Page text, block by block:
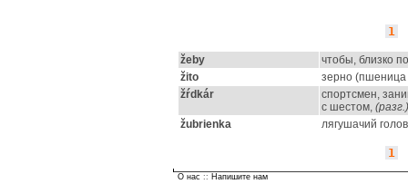
1
žeby
чтобы, близко
žito
зерно (пшеница
žŕdkár
спортсмен,
с шестом, (разг.)
žubrienka
лягушачий
1
О нас :: Напишите нам